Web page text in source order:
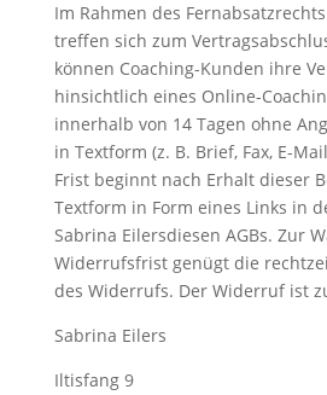
Im Rahmen des
treffen sich zum
können Coaching-Kunden ihre
hinsichtlich eines Online-
innerhalb von 14 Tagen ohne
in Textform (z. B. Brief, Fax, E-
Frist beginnt nach Erhalt dieser
Textform in Form eines Links in
Sabrina Eilersdiesen AGBs. Zur
Widerrufsfrist genügt die
des Widerrufs. Der Widerruf ist
Sabrina Eilers
Iltisfang 9